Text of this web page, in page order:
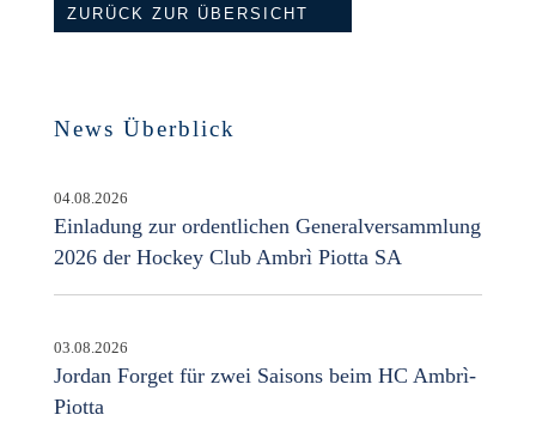
ZURÜCK ZUR ÜBERSICHT
News Überblick
04.08.2026
Einladung zur ordentlichen Generalversammlung
2026 der Hockey Club Ambrì Piotta SA
03.08.2026
Jordan Forget für zwei Saisons beim HC Ambrì-
Piotta